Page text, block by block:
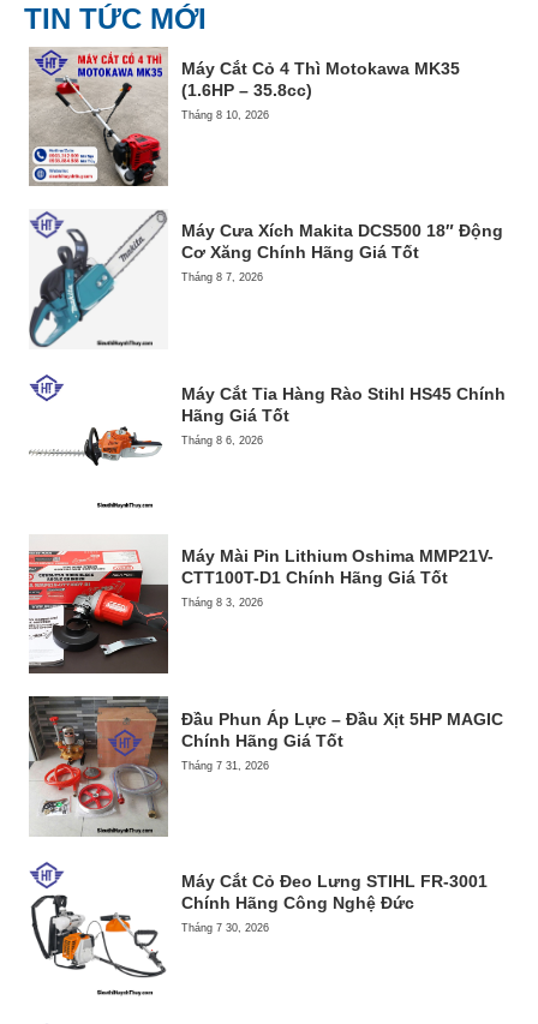
TIN TỨC MỚI
Máy Cắt Cỏ 4 Thì Motokawa MK35
(1.6HP – 35.8cc)
Tháng 8 10, 2026
Máy Cưa Xích Makita DCS500 18″ Động
Cơ Xăng Chính Hãng Giá Tốt
Tháng 8 7, 2026
Máy Cắt Tỉa Hàng Rào Stihl HS45 Chính
Hãng Giá Tốt
Tháng 8 6, 2026
Máy Mài Pin Lithium Oshima MMP21V-
CTT100T-D1 Chính Hãng Giá Tốt
Tháng 8 3, 2026
Đầu Phun Áp Lực – Đầu Xịt 5HP MAGIC
Chính Hãng Giá Tốt
Tháng 7 31, 2026
Máy Cắt Cỏ Đeo Lưng STIHL FR-3001
Chính Hãng Công Nghệ Đức
Tháng 7 30, 2026